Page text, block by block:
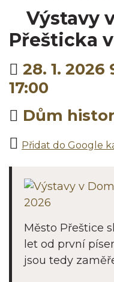
Výstavy
Přešticka
Kdy:
28. 1. 2026
17:00
Kde:
Dům
Přidat do Google
Město Přeštice
let od první
jsou tedy